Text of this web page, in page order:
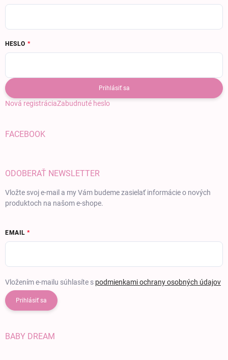
HESLO
Prihlásiť sa
Nová registráciaZabudnuté heslo
FACEBOOK
ODOBERAŤ NEWSLETTER
Vložte svoj e-mail a my Vám budeme zasielať informácie o nových
produktoch na našom e-shope.
EMAIL
Vložením e-mailu súhlasíte s podmienkami ochrany osobných údajov
Prihlásiť sa
BABY DREAM